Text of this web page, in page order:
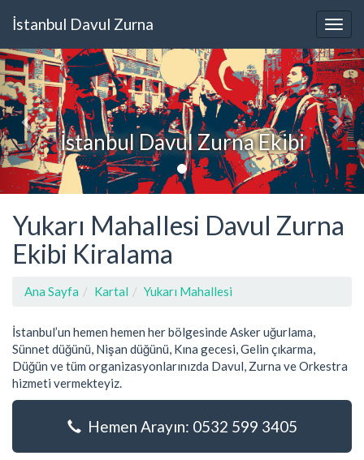
İstanbul Davul Zurna
İstanbul Davul Zurna Ekibi
Yukarı Mahallesi Davul Zurna
Ekibi Kiralama
Ana Sayfa Kartal Yukarı Mahallesi
İstanbul’un hemen hemen her bölgesinde Asker uğurlama,
Sünnet düğünü, Nişan düğünü, Kına gecesi, Gelin çıkarma,
Düğün ve tüm organizasyonlarınızda Davul, Zurna ve Orkestra
hizmeti vermekteyiz.
Hemen Arayın: 0532 599 3405